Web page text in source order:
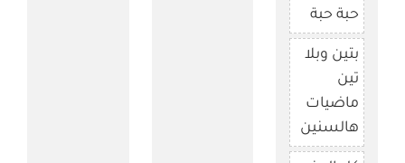
حبة حبة
بتين وبلا
تين
ماضيات
هالسنين